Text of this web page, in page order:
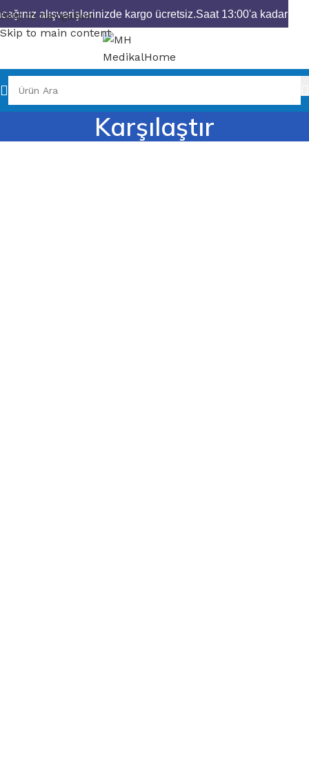
Skip to navigation
Skip to main content
Karşılaştır
alışverişlerinizde kargo ücretsiz.Saat 13:00'a kadar